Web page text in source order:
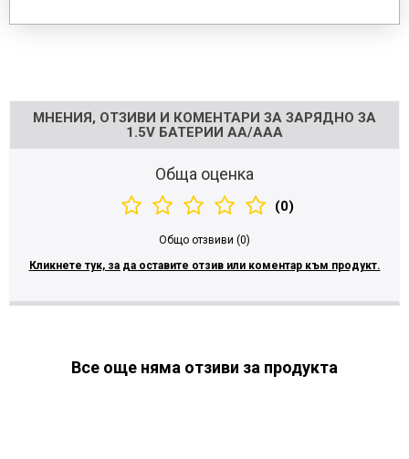
МНЕНИЯ, ОТЗИВИ И КОМЕНТАРИ ЗА ЗАРЯДНО ЗА
1.5V БАТЕРИИ АА/ААА
Обща оценка
(0)
Общо отзвиви (0)
Кликнете тук, за да оставите отзив или коментар към продукт.
Все още няма отзиви за продукта